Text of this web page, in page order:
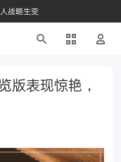
战略生变
表现惊艳，